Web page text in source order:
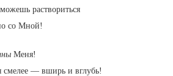
раствориться
со Мной!
Меня!
смелее — вширь и вглубь!